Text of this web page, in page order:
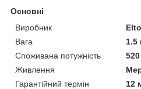
Основні
Виробник
Вага
1.5
Споживана потужність
Живлення
Гарантійний термін
12